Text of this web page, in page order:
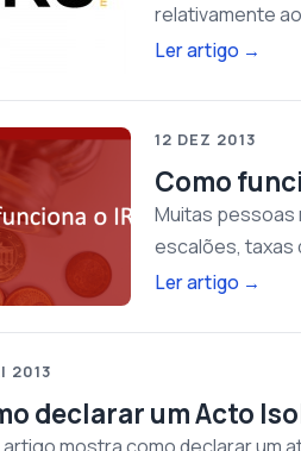
relativamente
Ler artigo →
12 DEZ 2013
Como
Muitas pessoas
escalões, taxas
Ler artigo →
2013
declarar um Acto